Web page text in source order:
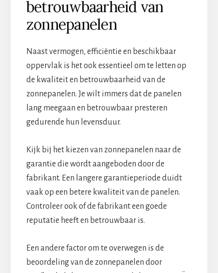
betrouwbaarheid van
zonnepanelen
Naast vermogen, efficiëntie en beschikbaar
oppervlak is het ook essentieel om te letten op
de kwaliteit en betrouwbaarheid van de
zonnepanelen. Je wilt immers dat de panelen
lang meegaan en betrouwbaar presteren
gedurende hun levensduur.
Kijk bij het kiezen van zonnepanelen naar de
garantie die wordt aangeboden door de
fabrikant. Een langere garantieperiode duidt
vaak op een betere kwaliteit van de panelen.
Controleer ook of de fabrikant een goede
reputatie heeft en betrouwbaar is.
Een andere factor om te overwegen is de
beoordeling van de zonnepanelen door